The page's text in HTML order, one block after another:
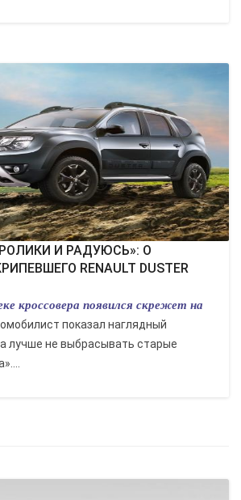
RENAULT DUSTER
кроссовера появился скрежет на
показал наглядный
лучше не выбрасывать старые